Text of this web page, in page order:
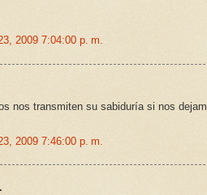
2009 7:04:00 p. m.
nos transmiten su sabiduría si nos
2009 7:46:00 p. m.